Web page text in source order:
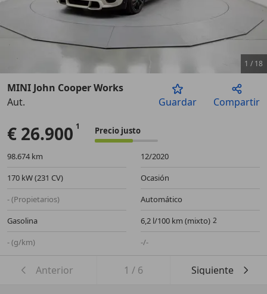
Anterior
1 / 18
MINI John Cooper Works
Aut.
Guardar Compartir
€ 26.900 Precio justo
98.674 km
12/2020
170 kW (231 CV)
Ocasión
- (Propietarios)
Automático
Gasolina
6,2 l/100 km (mixto)
- (g/km)
-/-
Anterior 1 / 6 Siguiente